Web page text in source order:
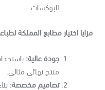
البوكسات.
اختيار مطابع المملكة لطباعة
جودة عالية:باستخدام
منتج نهائي مثالي.
تصاميم مخصصة:بناء